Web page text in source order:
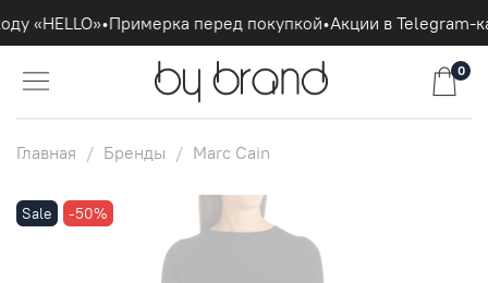
«HELLO»•Примерка перед покупкой•Акции в Telegram-
0
Главная Бренды Marc Cain
Sale -50%